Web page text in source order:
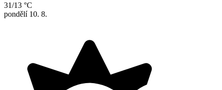
31/13 °C
pondělí 10. 8.